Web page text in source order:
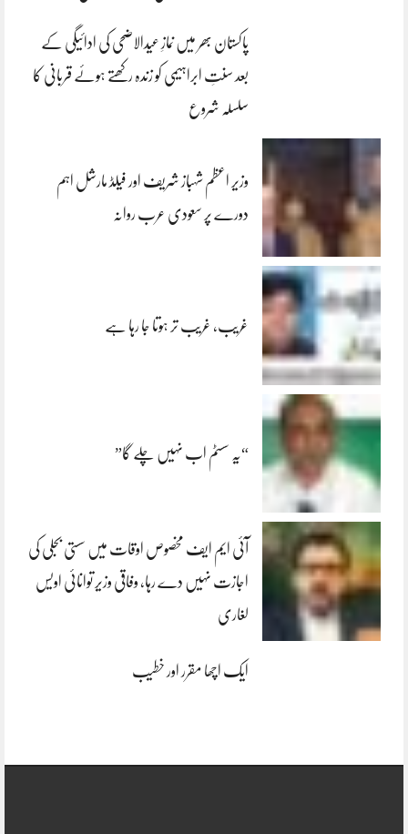
پاکستان بھر میں نمازِ عیدالاضحی کی ادائیگی کے
بعد سنتِ ابراہیمی کو زندہ رکھتے ہوئے قربانی کا
سلسلہ شروع
وزیر اعظم شہباز شریف اور فیلڈ مارشل اہم
دورے پر سعودی عرب روانہ
غریب، غریب تر ہوتا جا رہا ہے
“یہ سسٹم اب نہیں چلے گا”
آئی ایم ایف مخصوص اوقات میں سستی بجلی کی
اجازت نہیں دے رہا، وفاقی وزیر توانائی اویس
لغاری
ایک اچھا مقرر اور خطیب